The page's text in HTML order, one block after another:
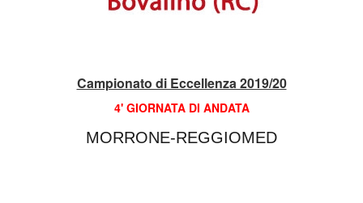
Campionato di Eccellenza 2019/20
4' GIORNATA DI ANDATA
MORRONE-REGGIOMED